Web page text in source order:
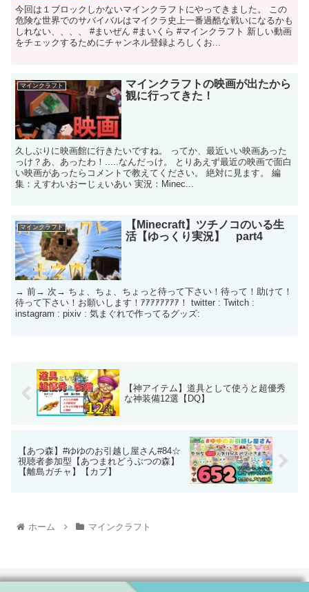
今回は１ブロックしかないマインクラフトにやってきました。 この
危険な世界でのサバイバルはマイクラ史上一番過酷な戦いになるかも
しれない、、、、 #まいぜん #まいくら #マインクラフト 新しい動画
をチェックするためにチャンネル登録よろしくお...
マインクラフト
マインクラフトの映画が出たから
観に行ってきた！
久しぶりに映画館に行きたいですね。 ってか、最近いい映画あった
っけ？あ、あったわ！.....なんだっけ。 とりあえず最近の映画で面白
い映画があったらコメントで教えてください。 絶対に見ます。 編
集：えすわいおーじぇいあい 実況：Minec...
マインクラフト
【Minecraft】ツチノコのいる生
活【ゆっくり実況】 part4
→ 前→ 次→ ちょ、ちょ、ちょっと待って下さい！待って！助けて！
待って下さい！お願いします！ｱｱｱｱｱｱｱｱ！ twitter : Twitch : ​
instagram : ​ pixiv : 気まぐれで作ってるグッズ:
【神アイテム】道具として使うと超優秀
な神装備12選【DQ】
【あつ森】#ゆゆのお引越し屋さん#84☆
視聴者参加型【あつまれどうぶつの森】
【離島ガチャ】【カブ】
ホーム マインクラフト